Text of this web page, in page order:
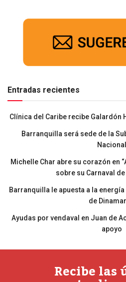
Entradas recientes
Clínica del Caribe recibe Galardón
Barranquilla será sede de la
Nacional
Michelle Char abre su corazón en
sobre su Carnaval
Barranquilla le apuesta a la
de
Ayudas por vendaval en Juan de
apoyo
Recibe las